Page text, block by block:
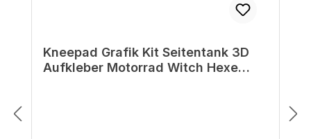
Kneepad Grafik Kit Seitentank 3D
Aufkleber Motorrad Witch Hexe